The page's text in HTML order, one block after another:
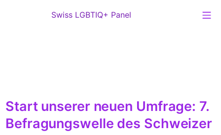
Swiss LGBTIQ+ Panel
Swiss LGBTIQ+ Panel
Start unserer neuen Umfrage: 7.
Befragungswelle des Schweizer